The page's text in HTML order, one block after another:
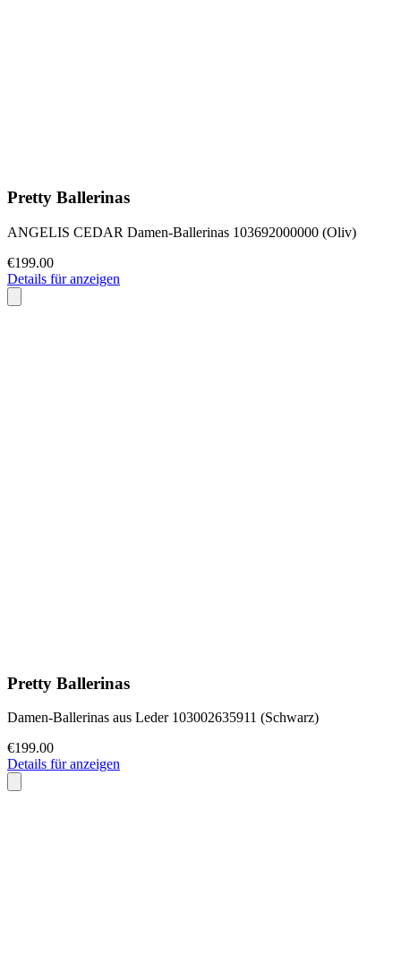
Pretty Ballerinas
ANGELIS CEDAR Damen-Ballerinas 103692000000 (Oliv)
€199.00
Details für anzeigen
Pretty Ballerinas
Damen-Ballerinas aus Leder 103002635911 (Schwarz)
€199.00
Details für anzeigen